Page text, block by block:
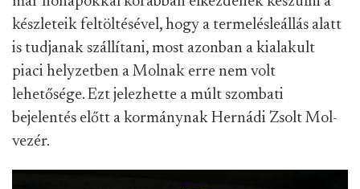
készleteik feltöltésével, hogy a termelésleállás alatt
is tudjanak szállítani, most azonban a kialakult
piaci helyzetben a Molnak erre nem volt
lehetősége. Ezt jelezhette a múlt szombati
bejelentés előtt a kormánynak Hernádi Zsolt Mol-
vezér.